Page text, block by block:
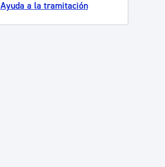
Ayuda a la tramitación